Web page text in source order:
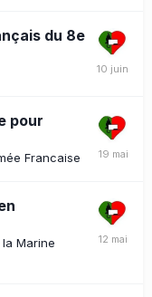
du 8e
pour
Francaise
Marine